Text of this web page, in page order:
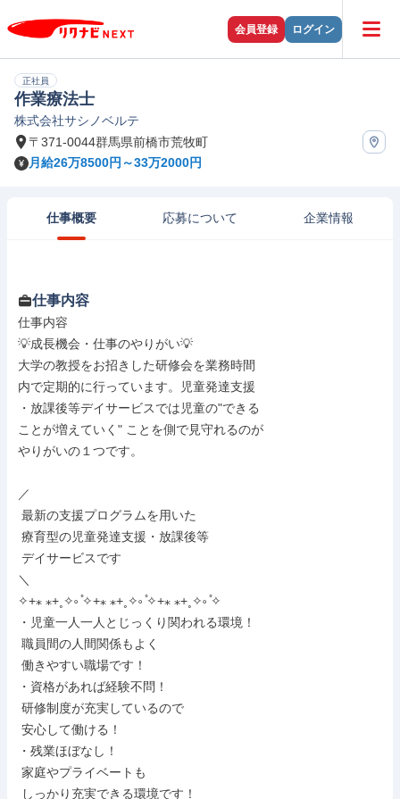
会員登録 ログイン
正社員
作業療法士
株式会社サシノベルテ
〒371-0044群馬県前橋市荒牧町
月給26万8500円～33万2000円
仕事概要 応募について 企業情報
仕事内容
仕事内容
💡成長機会・仕事のやりがい💡
大学の教授をお招きした研修会を業務時間
内で定期的に行っています。児童発達支援
・放課後等デイサービスでは児童の"できる
ことが増えていく" ことを側で見守れるのが
やりがいの１つです。
／
＼
✧+⁎ ⁎+˳✧༚ ̊✧+⁎ ⁎+˳✧༚ ̊✧+⁎ ⁎+˳✧༚ ̊✧
・児童一人一人とじっくり関われる環境！
・資格があれば経験不問！
・残業ほぼなし！